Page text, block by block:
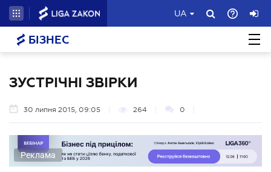
UA
БІЗНЕС
ЗУСТРІЧНІ ЗВІРКИ
30 липня 2015, 09:05 264 0
Реклама